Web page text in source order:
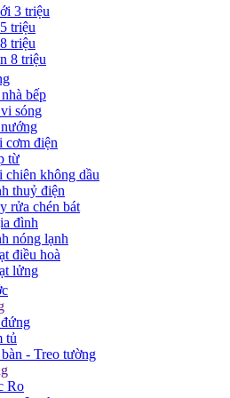
3 triệu
triệu
triệu
8 triệu
bếp
sóng
cơm điện
từ
chiên không dầu
thuỷ điện
rửa chén bát
đình
nóng lạnh
điều hoà
lửng
tủ
- Treo tường
Ro